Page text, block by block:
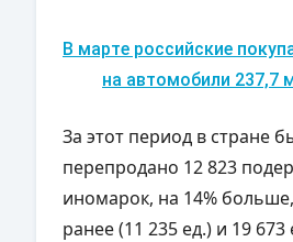
В марте российские
на автомобили 237,7
За этот период в стране
перепродано 12 823
иномарок, на 14%
ранее (11 235 ед.) и 19 673